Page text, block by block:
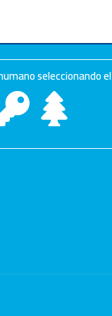
seleccionando el